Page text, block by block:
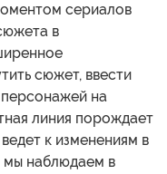
сериалов
в
сюжет, ввести
на
линия порождает
к изменениям в
мы наблюдаем в